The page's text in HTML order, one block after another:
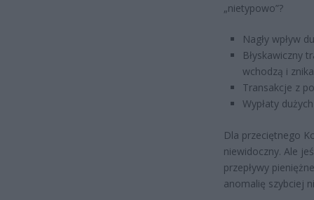
„nietypowo”?
Nagły wpływ
Błyskawiczny
wchodzą i
Transakcje z
Wypłaty
Dla przeciętnego
niewidoczny. Ale
przepływy
anomalię szybciej